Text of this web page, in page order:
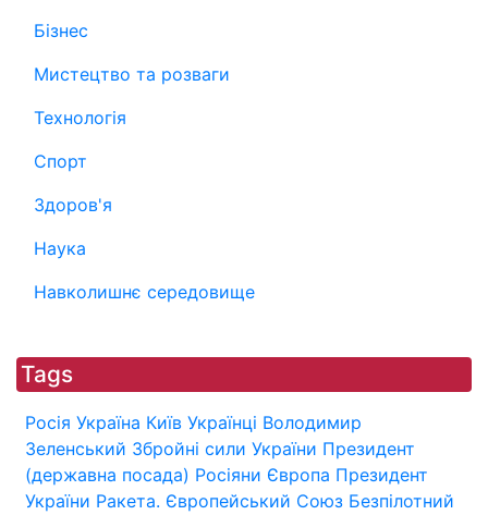
Бізнес
Мистецтво та розваги
Технологія
Спорт
Здоров'я
Наука
Навколишнє середовище
Tags
Росія Україна Київ Українці Володимир
Зеленський Збройні сили України Президент
(державна посада) Росіяни Європа Президент
України Ракета. Європейський Союз Безпілотний